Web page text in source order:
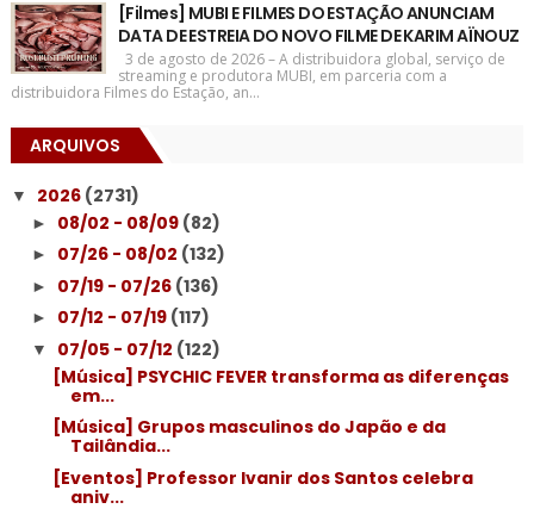
[Filmes] MUBI E FILMES DO ESTAÇÃO ANUNCIAM
DATA DE ESTREIA DO NOVO FILME DE KARIM AÏNOUZ
3 de agosto de 2026 – A distribuidora global, serviço de
streaming e produtora MUBI, em parceria com a
distribuidora Filmes do Estação, an...
ARQUIVOS
▼ 2026 (2731)
► 08/02 - 08/09 (82)
► 07/26 - 08/02 (132)
► 07/19 - 07/26 (136)
► 07/12 - 07/19 (117)
▼ 07/05 - 07/12 (122)
[Música] PSYCHIC FEVER transforma as diferenças
em...
[Música] Grupos masculinos do Japão e da
Tailândia...
[Eventos] Professor Ivanir dos Santos celebra
aniv...